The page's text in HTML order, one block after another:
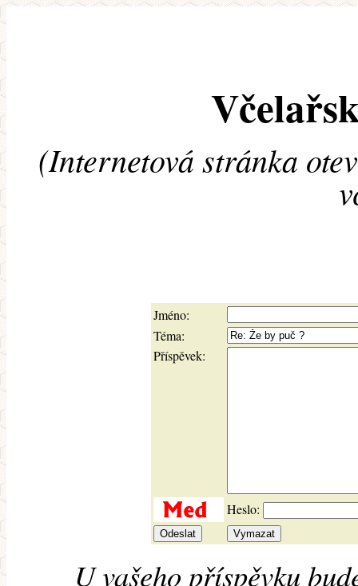
(Internetová stránka
Jméno:
Téma:
Příspěvek:
Heslo:
U vašeho příspěvku